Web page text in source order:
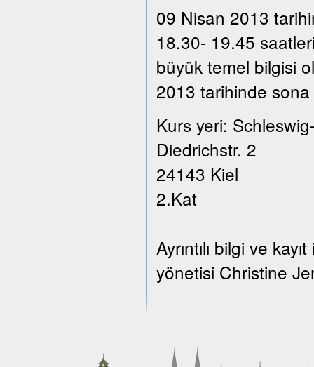
09 Nisan 2013
18.30- 19.45
büyük temel bilgisi
2013 tarihinde
Kurs yeri:
Diedrichstr. 2
24143 Kiel
2.Kat
Ayrıntılı bilgi ve
yönetisi Christine